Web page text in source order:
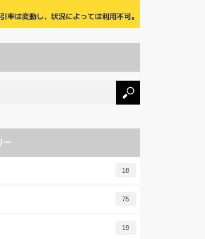
ー
18
75
19